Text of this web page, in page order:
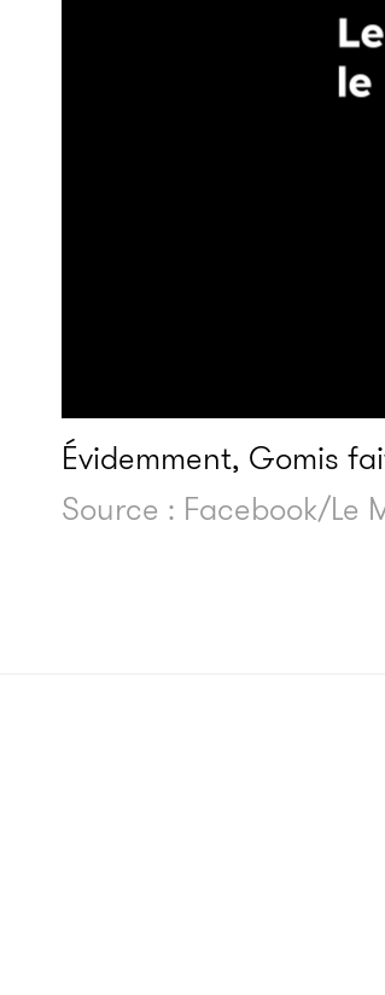
Évidemment, Gomis
Source : Facebook/Le